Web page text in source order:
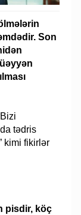
Son
tədris
kimi fikirlər
pisdir, köç